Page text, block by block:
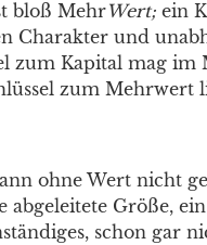
bloß MehrWert; ein
Charakter und
zum Kapital mag im
zum Mehrwert
ohne Wert nicht
abgeleitete Größe,
schon gar